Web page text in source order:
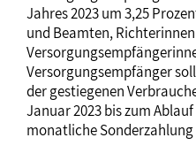
Jahres 2023 um 3,25
und Beamten,
Versorgungsempfänger
der gestiegenen
Januar 2023 bis zum
monatliche